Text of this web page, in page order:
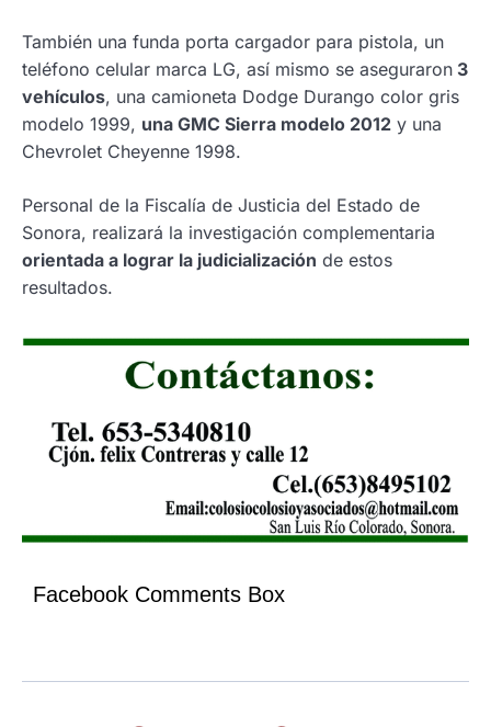
También una funda porta cargador para pistola, un
teléfono celular marca LG, así mismo se aseguraron 3
vehículos, una camioneta Dodge Durango color gris
modelo 1999, una GMC Sierra modelo 2012 y una
Chevrolet Cheyenne 1998.
Personal de la Fiscalía de Justicia del Estado de
Sonora, realizará la investigación complementaria
orientada a lograr la judicialización de estos
resultados.
Facebook Comments Box